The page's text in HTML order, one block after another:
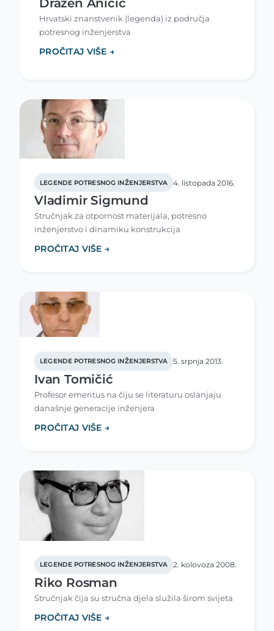
Dražen Aničić
Hrvatski znanstvenik (legenda) iz područja
potresnog inženjerstva
PROČITAJ VIŠE →
LEGENDE POTRESNOG INŽENJERSTVA 4. listopada 2016.
Vladimir Sigmund
Stručnjak za otpornost materijala, potresno
inženjerstvo i dinamiku konstrukcija
PROČITAJ VIŠE →
LEGENDE POTRESNOG INŽENJERSTVA 5. srpnja 2013.
Ivan Tomičić
Profesor emeritus na čiju se literaturu oslanjaju
današnje generacije inženjera
PROČITAJ VIŠE →
LEGENDE POTRESNOG INŽENJERSTVA 2. kolovoza 2008.
Riko Rosman
Stručnjak čija su stručna djela služila širom svijeta
PROČITAJ VIŠE →